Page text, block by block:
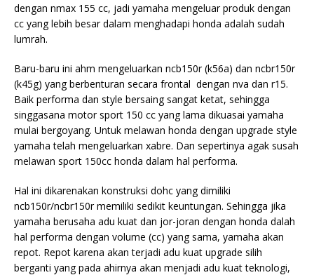
dengan nmax 155 cc, jadi yamaha mengeluar produk dengan
cc yang lebih besar dalam menghadapi honda adalah sudah
lumrah.
Baru-baru ini ahm mengeluarkan ncb150r (k56a) dan ncbr150r
(k45g) yang berbenturan secara frontal dengan nva dan r15.
Baik performa dan style bersaing sangat ketat, sehingga
singgasana motor sport 150 cc yang lama dikuasai yamaha
mulai bergoyang. Untuk melawan honda dengan upgrade style
yamaha telah mengeluarkan xabre. Dan sepertinya agak susah
melawan sport 150cc honda dalam hal performa.
Hal ini dikarenakan konstruksi dohc yang dimiliki
ncb150r/ncbr150r memiliki sedikit keuntungan. Sehingga jika
yamaha berusaha adu kuat dan jor-joran dengan honda dalah
hal performa dengan volume (cc) yang sama, yamaha akan
repot. Repot karena akan terjadi adu kuat upgrade silih
berganti yang pada ahirnya akan menjadi adu kuat teknologi,